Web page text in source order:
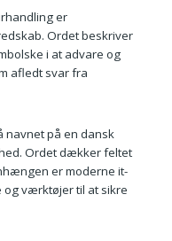
er
Ordet beskriver
i at advare og
afledt svar fra
navnet på en dansk
Ordet dækker feltet
er moderne it-
værktøjer til at sikre